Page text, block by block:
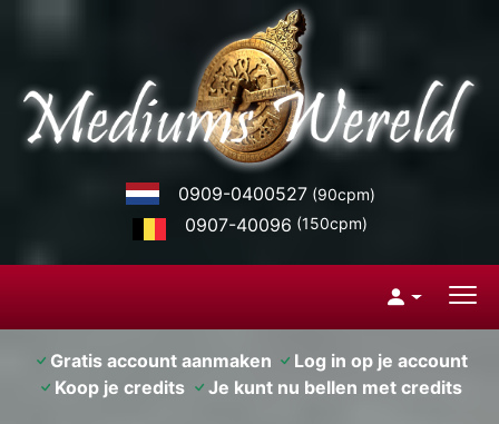
0909-0400527 (90cpm)
0907-40096 (150cpm)
Gratis account aanmaken
Log in op je account
Koop je credits
Je kunt nu bellen met credits